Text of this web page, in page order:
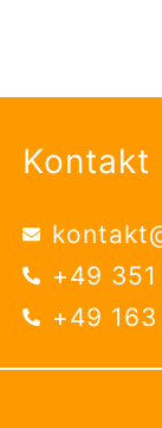
Kontakt
+49
+49